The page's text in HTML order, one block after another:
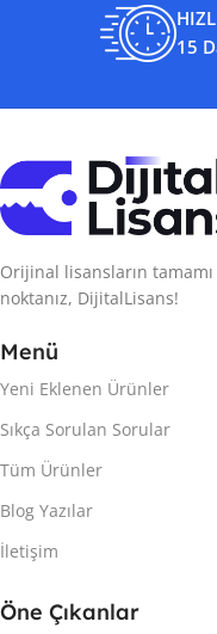
15
Orijinal lisansların
noktanız, DijitalLisans!
Menü
Yeni Eklenen Ürünler
Sıkça Sorulan Sorular
Tüm Ürünler
Blog Yazılar
İletişim
Öne Çıkanlar